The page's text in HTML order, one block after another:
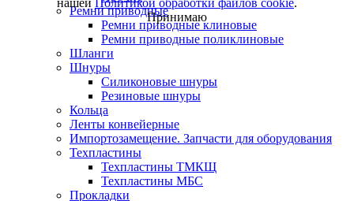
Ремни приводные
Ремни приводные клиновые
Ремни приводные поликлиновые
Шланги
Шнуры
Силиконовые шнуры
Резиновые шнуры
Кольца
Ленты конвейерные
Импортозамещение. Запчасти для оборудования
Техпластины
Техпластины ТМКЩ
Техпластины МБС
Прокладки
нашейПолитикой обработки файлов cookie.
Принимаю